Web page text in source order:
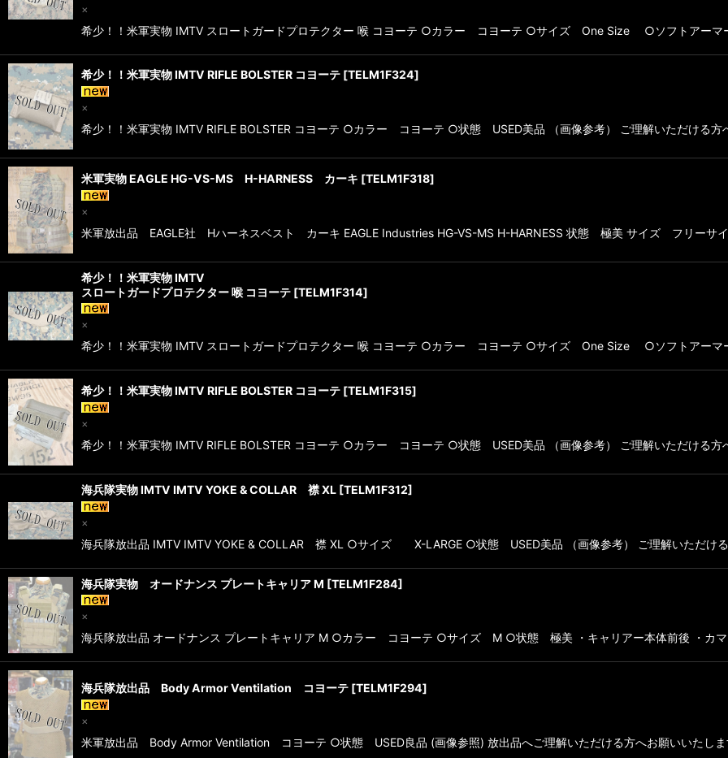
×
希少！！米軍実物 IMTV スロートガードプロテクター 喉 コヨーテ ○カラー コヨーテ ○サイズ One Size ○ソフトアー
希少！！米軍実物 IMTV RIFLE BOLSTER コヨーテ [TELM1F324]
×
希少！！米軍実物 IMTV RIFLE BOLSTER コヨーテ ○カラー コヨーテ ○状態 USED美品 （画像参考） ご理解いただける方
米軍実物 EAGLE HG-VS-MS H-HARNESS カーキ [TELM1F318]
×
米軍放出品 EAGLE社 Hハーネスベスト カーキ EAGLE Industries HG-VS-MS H-HARNESS 状態 極美 サイズ フリーサ
希少！！米軍実物 IMTV
スロートガードプロテクター 喉 コヨーテ [TELM1F314]
×
希少！！米軍実物 IMTV スロートガードプロテクター 喉 コヨーテ ○カラー コヨーテ ○サイズ One Size ○ソフトアー
希少！！米軍実物 IMTV RIFLE BOLSTER コヨーテ [TELM1F315]
×
希少！！米軍実物 IMTV RIFLE BOLSTER コヨーテ ○カラー コヨーテ ○状態 USED美品 （画像参考） ご理解いただける方
海兵隊実物 IMTV IMTV YOKE & COLLAR 襟 XL [TELM1F312]
×
海兵隊放出品 IMTV IMTV YOKE & COLLAR 襟 XL ○サイズ X-LARGE ○状態 USED美品 （画像参考） ご理解いただけ
海兵隊実物 オードナンス プレートキャリア M [TELM1F284]
×
海兵隊放出品 オードナンス プレートキャリア M ○カラー コヨーテ ○サイズ M ○状態 極美 ・キャリアー本体前後 ・カ
海兵隊放出品 Body Armor Ventilation コヨーテ [TELM1F294]
×
米軍放出品 Body Armor Ventilation コヨーテ ○状態 USED良品 (画像参照) 放出品へご理解いただける方へお願いいたし